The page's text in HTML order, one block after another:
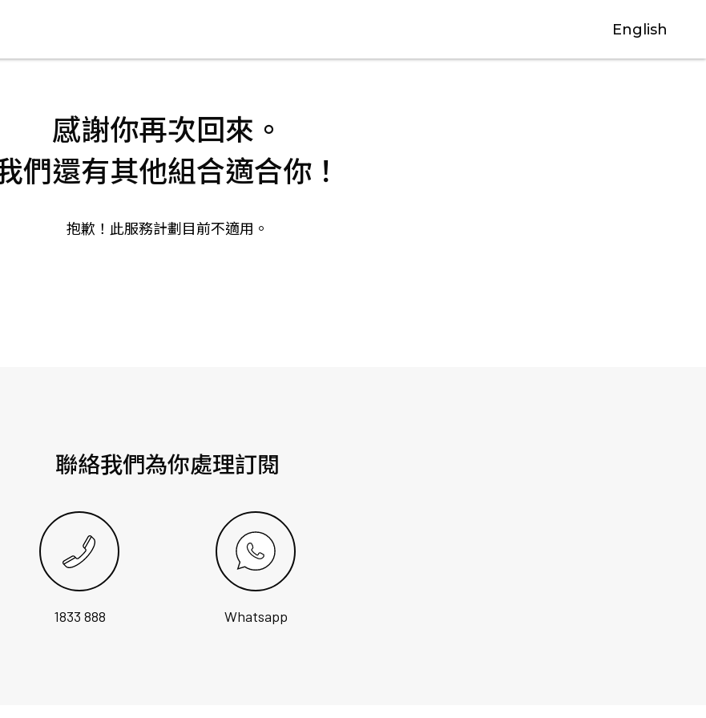
English
感謝你再次回來。
們還有其他組合適合你！
抱歉！此服務計劃目前不適用。
聯絡我們為你處理訂閱
1833 888 Whatsapp